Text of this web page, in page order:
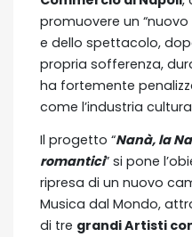
promuovere un “nuovo
e dello spettacolo,
propria sofferenza,
ha fortemente
come l’industria
Il progetto “Nanà, la
romantici” si pone
ripresa di un nuovo
Musica dal Mondo,
di tre grandi Artisti